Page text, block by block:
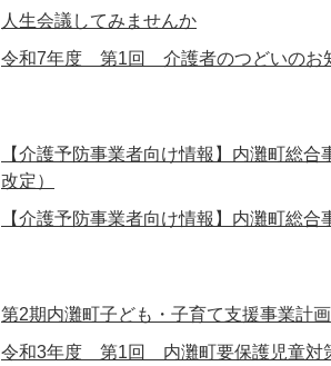
人生会議してみませんか
令和7年度 第1回 介護者のつどいのお
【介護予防事業者向け情報】内灘町総
改定）
【介護予防事業者向け情報】内灘町総合
第2期内灘町子ども・子育て支援事業計画
令和3年度 第1回 内灘町要保護児童対